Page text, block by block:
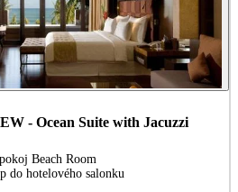
- Ocean Suite with Jacuzzi
Beach Room
do hotelového salonku